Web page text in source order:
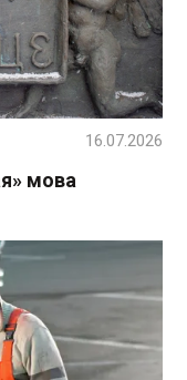
мова
16.07.2026